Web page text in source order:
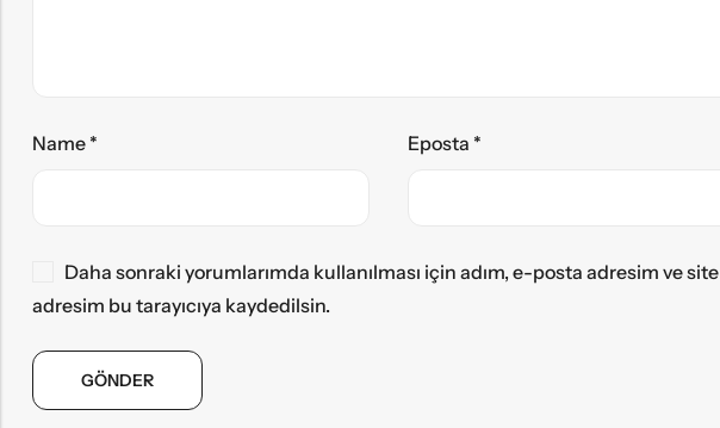
Name * Eposta *
Daha sonraki yorumlarımda kullanılması için adım, e-posta adresim ve site
adresim bu tarayıcıya kaydedilsin.